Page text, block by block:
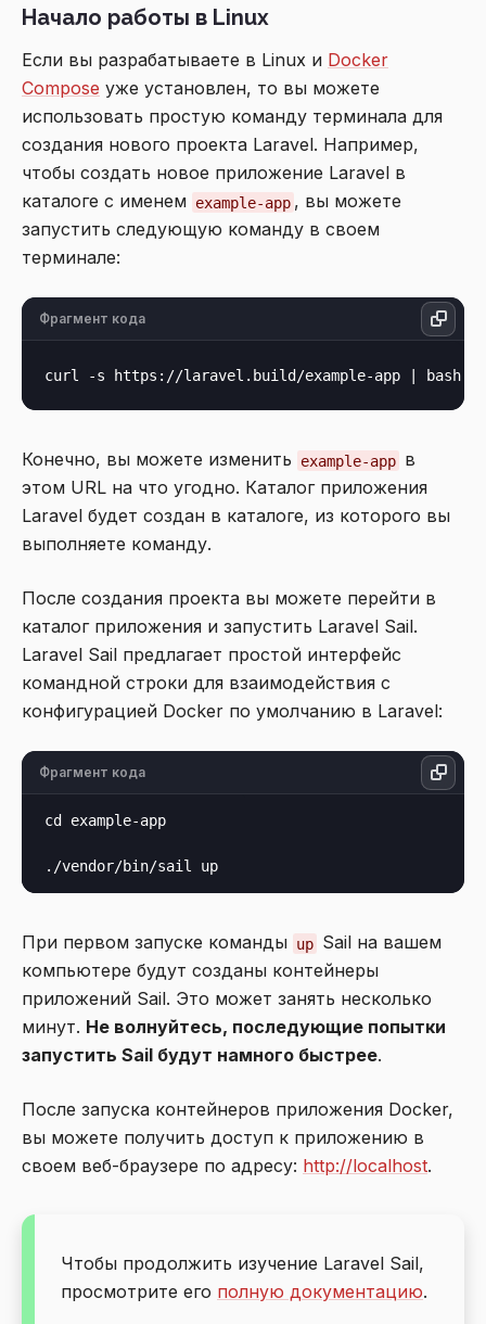
Начало работы в Linux
Если вы разрабатываете в Linux и Docker
Compose уже установлен, то вы можете
использовать простую команду терминала для
создания нового проекта Laravel. Например,
чтобы создать новое приложение Laravel в
каталоге с именем example-app , вы можете
запустить следующую команду в своем
терминале:
Фрагмент кода
Конечно, вы можете изменить example-app в
этом URL на что угодно. Каталог приложения
Laravel будет создан в каталоге, из которого вы
выполняете команду.
После создания проекта вы можете перейти в
каталог приложения и запустить Laravel Sail.
Laravel Sail предлагает простой интерфейс
командной строки для взаимодействия с
конфигурацией Docker по умолчанию в Laravel:
Фрагмент кода
cd example-app
При первом запуске команды up Sail на вашем
компьютере будут созданы контейнеры
приложений Sail. Это может занять несколько
минут. Не волнуйтесь, последующие попытки
запустить Sail будут намного быстрее.
После запуска контейнеров приложения Docker,
вы можете получить доступ к приложению в
своем веб-браузере по адресу: http://localhost.
Чтобы продолжить изучение Laravel Sail,
просмотрите его полную документацию.